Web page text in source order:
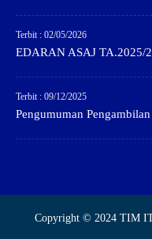
Terbit : 02/05/2026
EDARAN ASAJ TA.2025/
Terbit : 09/12/2025
Pengumuman
Copyright © 2024 TIM